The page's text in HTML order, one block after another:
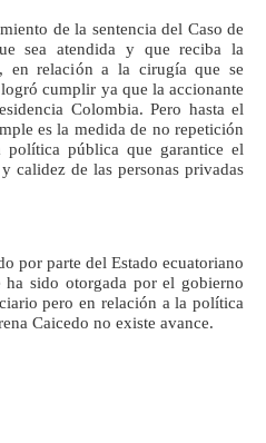
de la sentencia del Caso de
sea atendida y que reciba la
en relación a la cirugía que se
cumplir ya que la accionante
Colombia. Pero hasta el
es la medida de no repetición
pública que garantice el
calidez de las personas privadas
por parte del Estado ecuatoriano
sido otorgada por el gobierno
pero en relación a la política
Caicedo no existe avance.